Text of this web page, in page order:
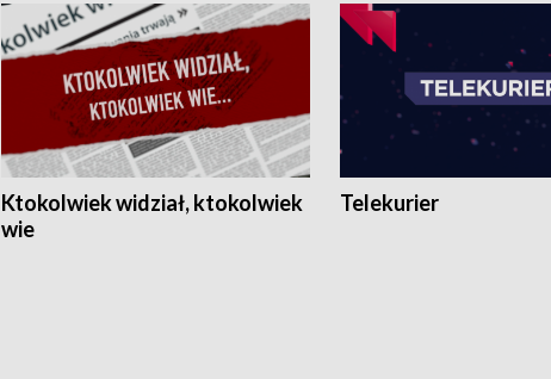
Ktokolwiek widział, ktokolwiek
wie
Telekurier